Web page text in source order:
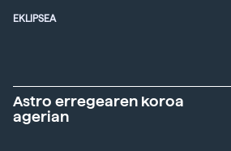
EKLIPSEA
Astro erregearen koroa
agerian